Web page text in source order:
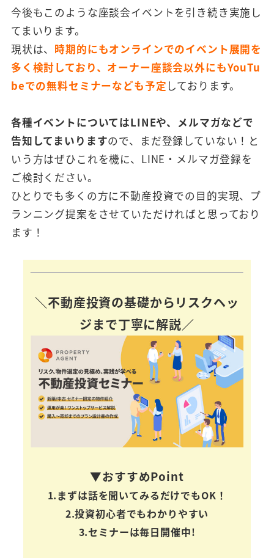
今後もこのような座談会イベントを引き続き実施し
てまいります。
現状は、 時期的にもオンラインでのイベント展開を
多く検討しており、オーナー座談会以外にもYouTu
beでの無料セミナーなども予定 しております。
各種イベントについてはLINEや、メルマガなどで
告知してまいりますので、まだ登録していない！と
いう方はぜひこれを機に、LINE・メルマガ登録を
ご検討ください。
ひとりでも多くの方に不動産投資での目的実現、プ
ランニング提案をさせていただければと思っており
ます！
＼不動産投資の基礎からリスクヘッ
ジまで丁寧に解説／
▼おすすめPoint
1.まずは話を聞いてみるだけでもOK！
2.投資初心者でもわかりやすい
3.セミナーは毎日開催中!